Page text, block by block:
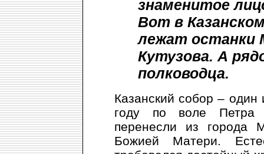
знаменитое
Вот в
лежат останки
Кутузова. А
полководца.
Казанский собор –
году по воле Петра
перенесли из города
Божией Матери.